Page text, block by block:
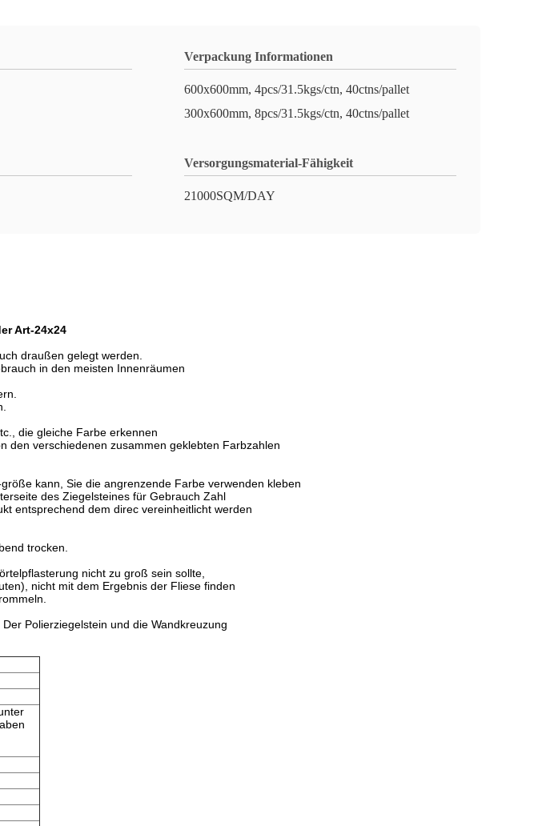
Verpackung Informationen
600x600mm, 4pcs/31.5kgs/ctn, 40ctns/pallet
300x600mm, 8pcs/31.5kgs/ctn, 40ctns/pallet
Versorgungsmaterial-Fähigkeit
21000SQM/DAY
Art-24x24
draußen gelegt werden.
in den meisten Innenräumen
die gleiche Farbe erkennen
den verschiedenen zusammen geklebten Farbzahlen
kann, Sie die angrenzende Farbe verwenden kleben
des Ziegelsteines für Gebrauch Zahl
entsprechend dem direc vereinheitlicht werden
trocken.
nicht zu groß sein sollte,
nicht mit dem Ergebnis der Fliese finden
Polierziegelstein und die Wandkreuzung